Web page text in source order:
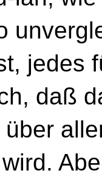
jedes
daß